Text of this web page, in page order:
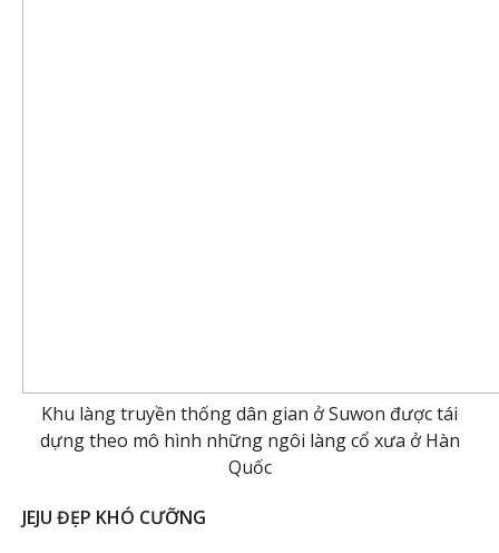
Khu làng truyền thống dân gian ở Suwon được tái
dựng theo mô hình những ngôi làng cổ xưa ở Hàn
Quốc
JEJU ĐẸP KHÓ CƯỠNG